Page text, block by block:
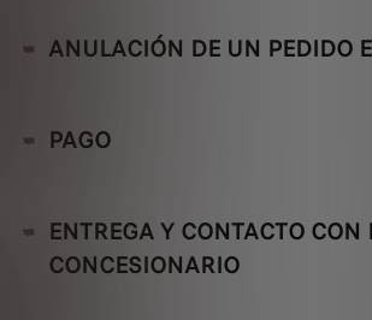
ANULACIÓN DE UN PEDIDO
PAGO
ENTREGA Y CONTACTO CON
CONCESIONARIO